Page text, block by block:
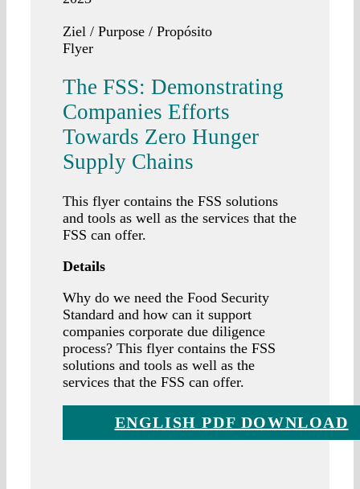
Ziel / Purpose / Propósito
Flyer
The FSS: Demonstrating
Companies Efforts
Towards Zero Hunger
Supply Chains
This flyer contains the FSS solutions
and tools as well as the services that the
FSS can offer.
Details
Why do we need the Food Security
Standard and how can it support
companies corporate due diligence
process? This flyer contains the FSS
solutions and tools as well as the
services that the FSS can offer.
ENGLISH PDF DOWNLOAD